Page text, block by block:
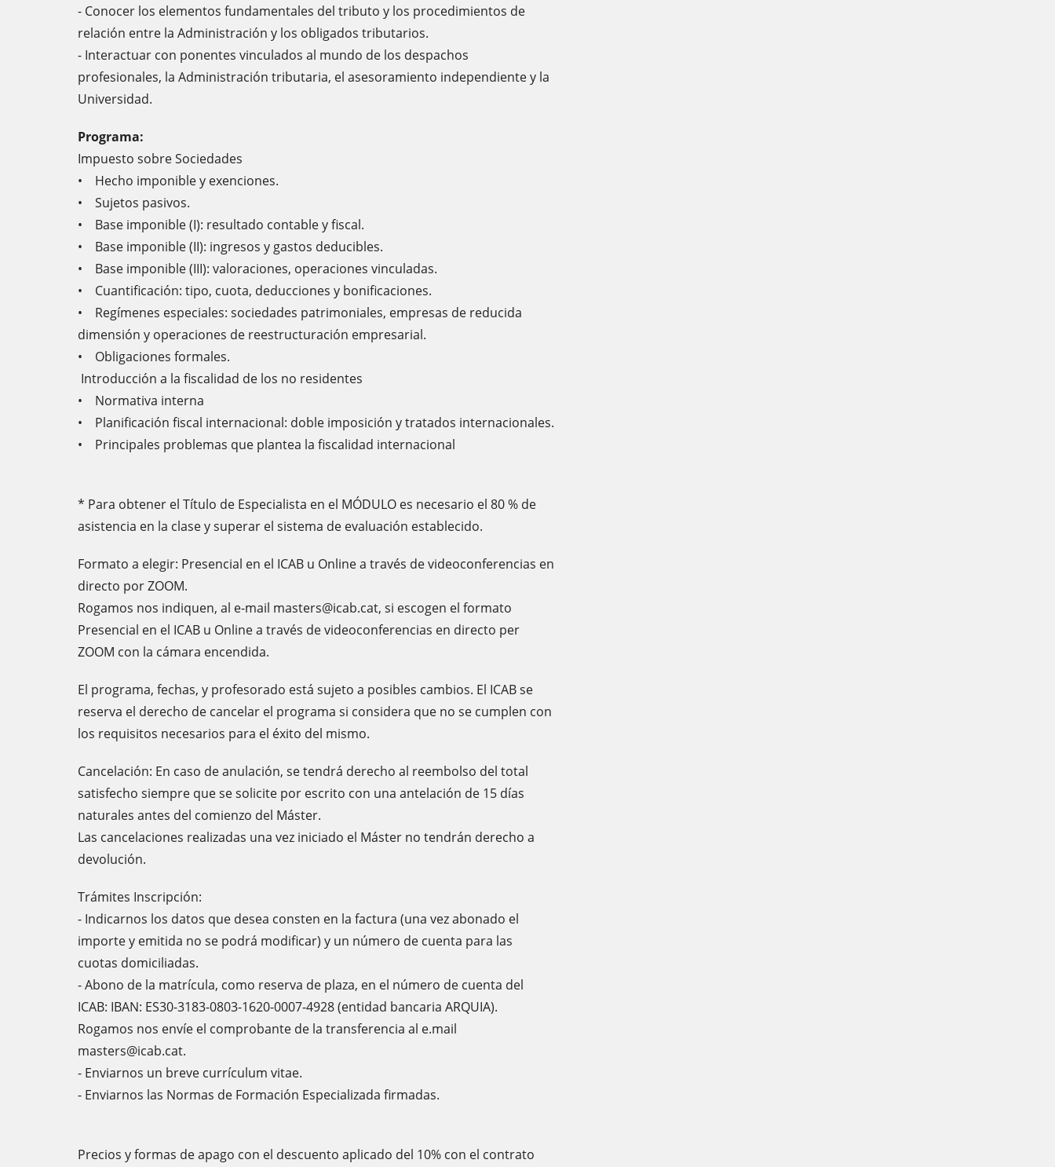
- Conocer los elementos fundamentales del tributo y los procedimientos de
relación entre la Administración y los obligados tributarios.
- Interactuar con ponentes vinculados al mundo de los despachos
profesionales, la Administración tributaria, el asesoramiento independiente y la
Universidad.
Programa:
Impuesto sobre Sociedades
• Hecho imponible y exenciones.
• Sujetos pasivos.
• Base imponible (I): resultado contable y fiscal.
• Base imponible (II): ingresos y gastos deducibles.
• Base imponible (III): valoraciones, operaciones vinculadas.
• Cuantificación: tipo, cuota, deducciones y bonificaciones.
• Regímenes especiales: sociedades patrimoniales, empresas de reducida
dimensión y operaciones de reestructuración empresarial.
• Obligaciones formales.
Introducción a la fiscalidad de los no residentes
• Normativa interna
• Planificación fiscal internacional: doble imposición y tratados internacionales.
• Principales problemas que plantea la fiscalidad internacional
* Para obtener el Título de Especialista en el MÓDULO es necesario el 80 % de
asistencia en la clase y superar el sistema de evaluación establecido.
Formato a elegir: Presencial en el ICAB u Online a través de videoconferencias en
directo por ZOOM.
Rogamos nos indiquen, al e-mail masters@icab.cat, si escogen el formato
Presencial en el ICAB u Online a través de videoconferencias en directo per
ZOOM con la cámara encendida.
El programa, fechas, y profesorado está sujeto a posibles cambios. El ICAB se
reserva el derecho de cancelar el programa si considera que no se cumplen con
los requisitos necesarios para el éxito del mismo.
Cancelación: En caso de anulación, se tendrá derecho al reembolso del total
satisfecho siempre que se solicite por escrito con una antelación de 15 días
naturales antes del comienzo del Máster.
Las cancelaciones realizadas una vez iniciado el Máster no tendrán derecho a
devolución.
Trámites Inscripción:
- Indicarnos los datos que desea consten en la factura (una vez abonado el
importe y emitida no se podrá modificar) y un número de cuenta para las
cuotas domiciliadas.
- Abono de la matrícula, como reserva de plaza, en el número de cuenta del
ICAB: IBAN: ES30-3183-0803-1620-0007-4928 (entidad bancaria ARQUIA).
Rogamos nos envíe el comprobante de la transferencia al e.mail
masters@icab.cat.
- Enviarnos un breve currículum vitae.
- Enviarnos las Normas de Formación Especializada firmadas.
Precios y formas de apago con el descuento aplicado del 10% con el contrato